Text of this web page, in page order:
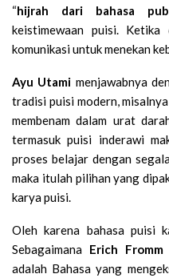
“hijrah dari bahasa
keistimewaan puisi. Ketika
komunikasi untuk menekan
Ayu Utami menjawabnya
tradisi puisi modern,
membenam dalam urat
termasuk puisi inderawi
proses belajar dengan
maka itulah pilihan yang
karya puisi.
Oleh karena bahasa puisi
Sebagaimana Erich Fromm
adalah Bahasa yang